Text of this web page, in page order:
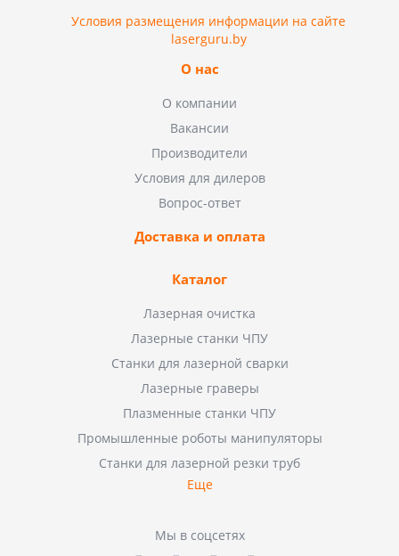
Условия размещения информации на сайте
laserguru.by
О нас
О компании
Вакансии
Производители
Условия для дилеров
Вопрос-ответ
Доставка и оплата
Каталог
Лазерная очистка
Лазерные станки ЧПУ
Станки для лазерной сварки
Лазерные граверы
Плазменные станки ЧПУ
Промышленные роботы манипуляторы
Станки для лазерной резки труб
Еще
Мы в соцсетях